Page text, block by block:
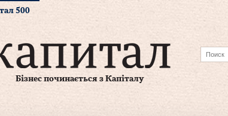
500
Бізнес починається з Капіталу